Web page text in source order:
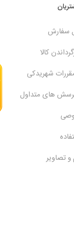
سفارش
کالا
شهریدکی
های متداول
و تصاویر